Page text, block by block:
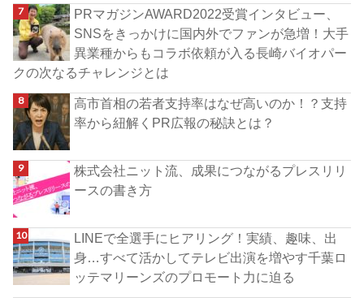
PRマガジンAWARD2022受賞インタビュー、
SNSをきっかけに国内外でファンが急増！大手
異業種からもコラボ依頼が入る長崎バイオパー
クの次なるチャレンジとは
高市首相の若者支持率はなぜ高いのか！？支持
率から紐解くPR広報の秘訣とは？
株式会社ニット流、成果につながるプレスリリ
ースの書き方
LINEで全選手にヒアリング！実績、趣味、出
身…すべて活かしてテレビ出演を増やす千葉ロ
ッテマリーンズのプロモート力に迫る